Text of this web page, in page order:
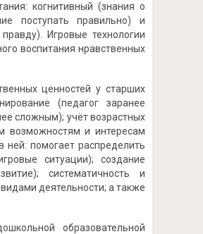
когнитивный (знания о
поступать правильно) и
Игровые технологии
воспитания нравственных
ценностей у старших
(педагог заранее
сложным); учёт возрастных
возможностям и интересам
ней: помогает распределить
ситуации); создание
систематичность и
деятельности; а также
образовательной